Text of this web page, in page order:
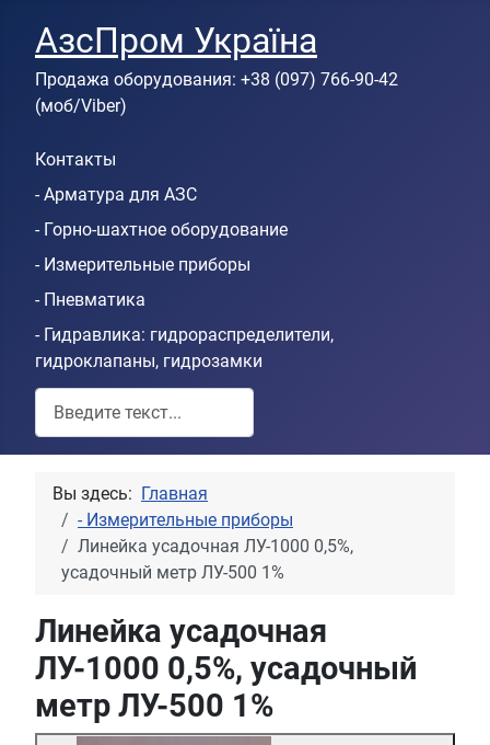
АзсПром Україна
Продажа оборудования: +38 (097) 766-90-42
(моб/Viber)
Контакты
- Арматура для АЗС
- Горно-шахтное оборудование
- Измерительные приборы
- Пневматика
- Гидравлика: гидрораспределители,
гидроклапаны, гидрозамки
Пошук по сайту
Вы здесь:
Главная
- Измерительные приборы
Линейка усадочная ЛУ-1000 0,5%,
усадочный метр ЛУ-500 1%
Линейка усадочная
ЛУ-1000 0,5%, усадочный
метр ЛУ-500 1%